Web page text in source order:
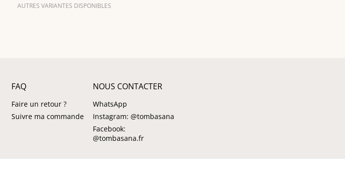
AUTRES VARIANTES DISPONIBLES
FAQ
Faire un retour ?
Suivre ma commande
NOUS CONTACTER
WhatsApp
Instagram: @tombasana
Facebook:
@tombasana.fr